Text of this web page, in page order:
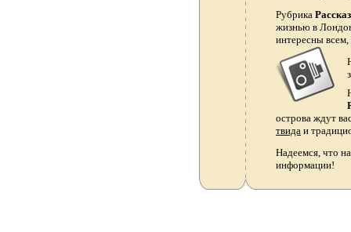
Рубрика
жизнью в
интересны
острова ждут
твида и
Надеемся, что
информации!